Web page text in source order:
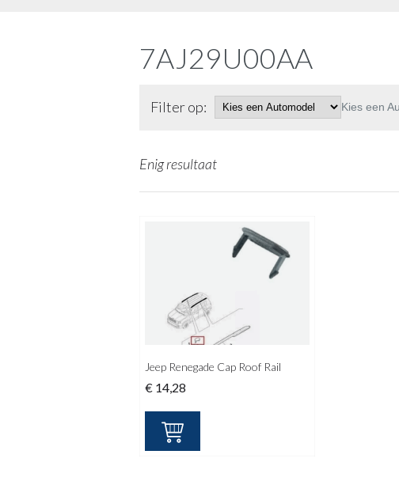
7AJ29U00AA
Filter op: Kies een
Enig resultaat
Jeep Renegade Cap Roof Rail
€ 14,28